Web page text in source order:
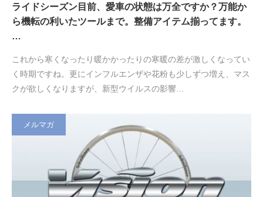
ライドシーズン目前、愛車の状態は万全ですか？万能か
ら機転の利いたツールまで。整備アイテム揃ってます。
…
これから寒くなったり暖かかったりの寒暖の差が激しくなってい
く時期ですね。更にインフルエンザや花粉も少しずつ増え、マス
クが欲しくなりますが、新型ウイルスの影響…
メルマガ